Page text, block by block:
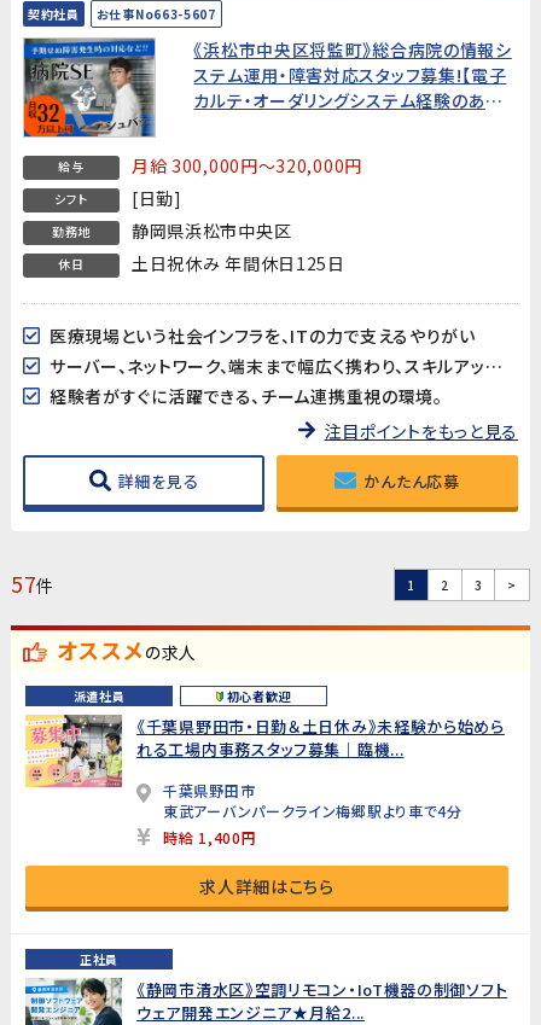
契約社員 お仕事No663-5607
《浜松市中央区将監町》総合病院の情報シ
ステム運用・障害対応スタッフ募集!【電子
カルテ・オーダリングシステム経験のある
給与 月給 300,000円～320,000円
シフト [日勤]
勤務地 静岡県浜松市中央区
休日 土日祝休み 年間休日125日
医療現場という社会インフラを、ITの力で支えるやりがい
サーバー、ネットワーク、端末まで幅広く携わり、スキルアップできる環境
経験者がすぐに活躍できる、チーム連携重視の環境。
注目ポイントをもっと見る
詳細を見る かんたん応募
57件 1 2 3 >
オススメの求人
派遣社員 初心者歓迎
《千葉県野田市・日勤＆土日休み》未経験から始めら
れる工場内事務スタッフ募集｜臨機...
千葉県野田市
東武アーバンパークライン梅郷駅より車で4分
時給 1,400円
求人詳細はこちら
正社員
《静岡市清水区》空調リモコン・IoT機器の制御ソフト
ウェア開発エンジニア★月給2...